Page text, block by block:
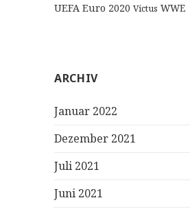
UEFA Euro 2020 Victus WWE
ARCHIV
Januar 2022
Dezember 2021
Juli 2021
Juni 2021